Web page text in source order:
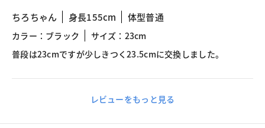
ちろちゃん 身長155cm 体型普通
カラー：ブラック
サイズ：23cm
普段は23cmですが少しきつく23.5cmに交換しました。
レビューをもっと見る